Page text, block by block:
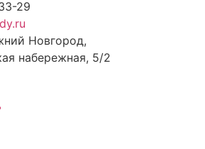
29
Новгород,
набережная, 5/2